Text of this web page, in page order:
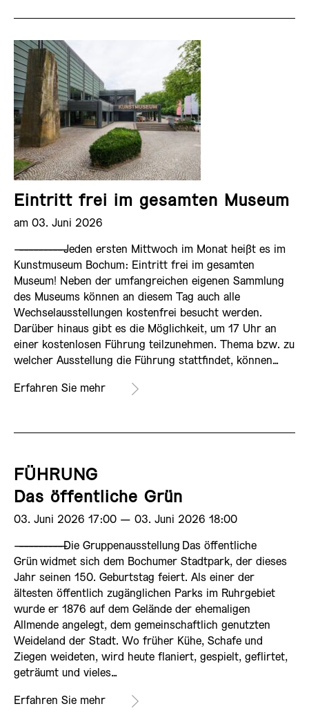
Eintritt frei im gesamten Museum
am 03. Juni 2026
——————————Jeden ersten Mittwoch im Monat heißt es im
Kunstmuseum Bochum: Eintritt frei im gesamten
Museum! Neben der umfangreichen eigenen Sammlung
des Museums können an diesem Tag auch alle
Wechselausstellungen kostenfrei besucht werden.
Darüber hinaus gibt es die Möglichkeit, um 17 Uhr an
einer kostenlosen Führung teilzunehmen. Thema bzw. zu
welcher Ausstellung die Führung stattfindet, können…
Erfahren Sie mehr
FÜHRUNG
Das öffentliche Grün
03. Juni 2026 17:00 ­— 03. Juni 2026 18:00
——————————Die Gruppenausstellung Das öffentliche
Grün widmet sich dem Bochumer Stadtpark, der dieses
Jahr seinen 150. Geburtstag feiert. Als einer der
ältesten öffentlich zugänglichen Parks im Ruhrgebiet
wurde er 1876 auf dem Gelände der ehemaligen
Allmende angelegt, dem gemeinschaftlich genutzten
Weideland der Stadt. Wo früher Kühe, Schafe und
Ziegen weideten, wird heute flaniert, gespielt, geflirtet,
geträumt und vieles…
Erfahren Sie mehr